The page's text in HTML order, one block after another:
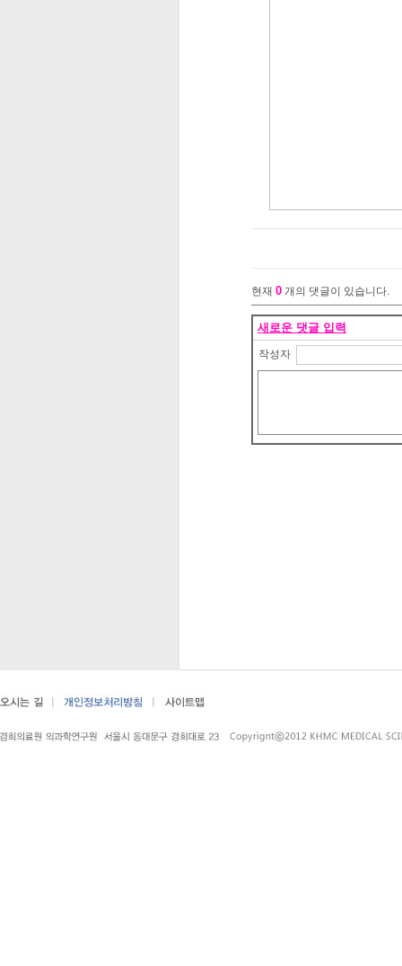
현재 0 개의 댓글이 있습니다.
새로운 댓글 입력
작성자